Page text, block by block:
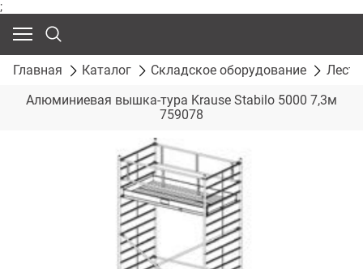
;
Главная Каталог Складское оборудование
Алюминиевая вышка-тура Krause Stabilo 5000 7,3м
759078